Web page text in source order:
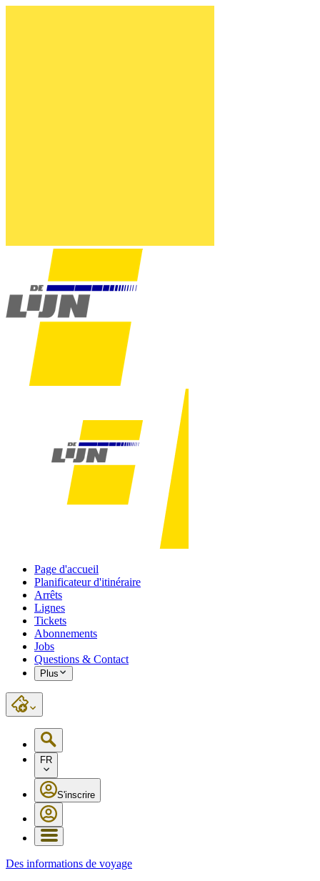
Page d'accueil
Planificateur d'itinéraire
Arrêts
Lignes
Tickets
Abonnements
Jobs
Questions & Contact
Plus
FR
S'inscrire
Des informations de voyage